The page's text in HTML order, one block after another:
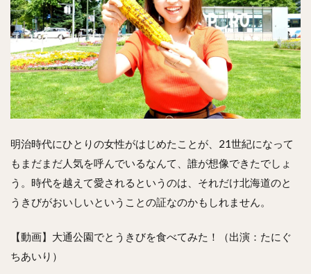
明治時代にひとりの女性がはじめたことが、21世紀になって
もまだまだ人気を呼んでいるなんて、誰が想像できたでしょ
う。時代を越えて愛されるというのは、それだけ北海道のと
うきびがおいしいということの証なのかもしれません。
【動画】大通公園でとうきびを食べてみた！（出演：たにぐ
ちあいり）